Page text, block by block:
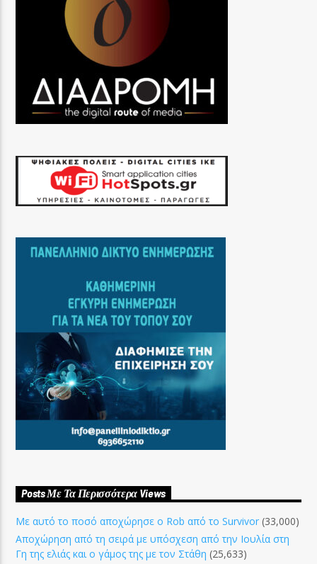
Posts Με Τα Περισσότερα Views
Με αυτό το ποσό αποχώρησε ο Rob από το Survivor (33,000)
Αποχώρηση από τη σειρά με υπόσχεση από την Ιουλία στη
Γη της ελιάς και ο γάμος της με τον Στάθη (25,633)